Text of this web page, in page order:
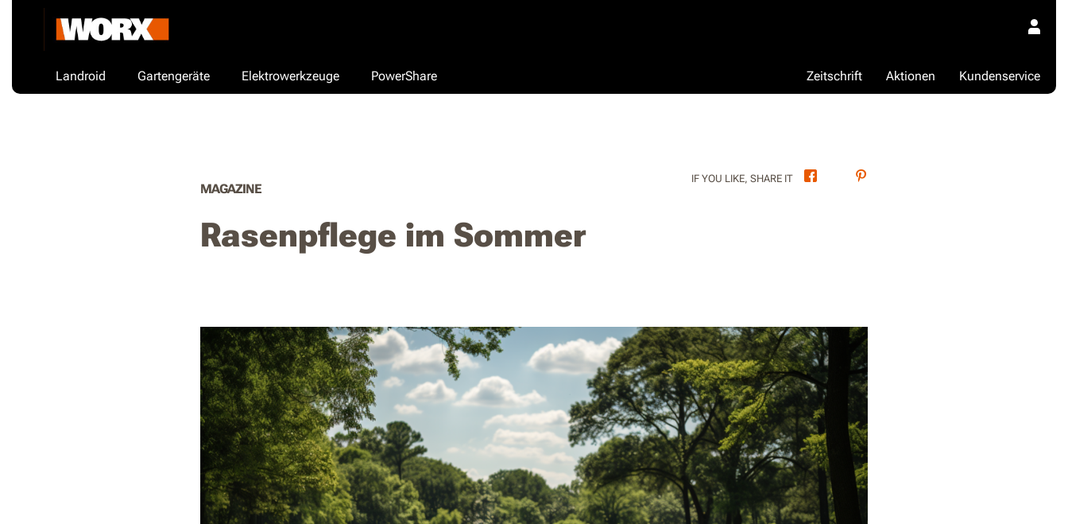
Landroid Gartengeräte Elektrowerkzeuge PowerShare Kundenservice
Aktionen
Zeitschrift
IF YOU LIKE, SHARE IT FacebookTwitter
MAGAZINE
Rasenpflege im Sommer